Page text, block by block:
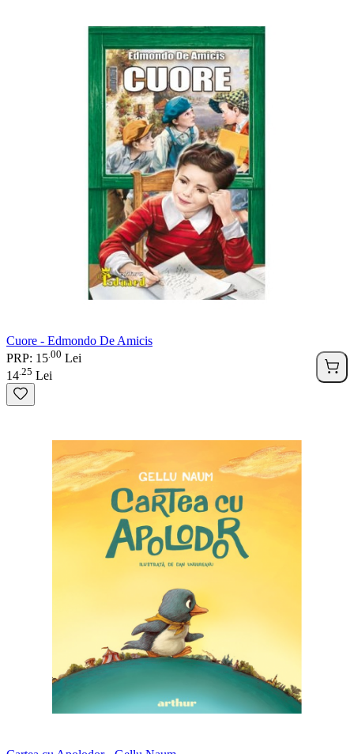
Cuore - Edmondo De Amicis
PRP: 15 00 Lei
14 25 Lei